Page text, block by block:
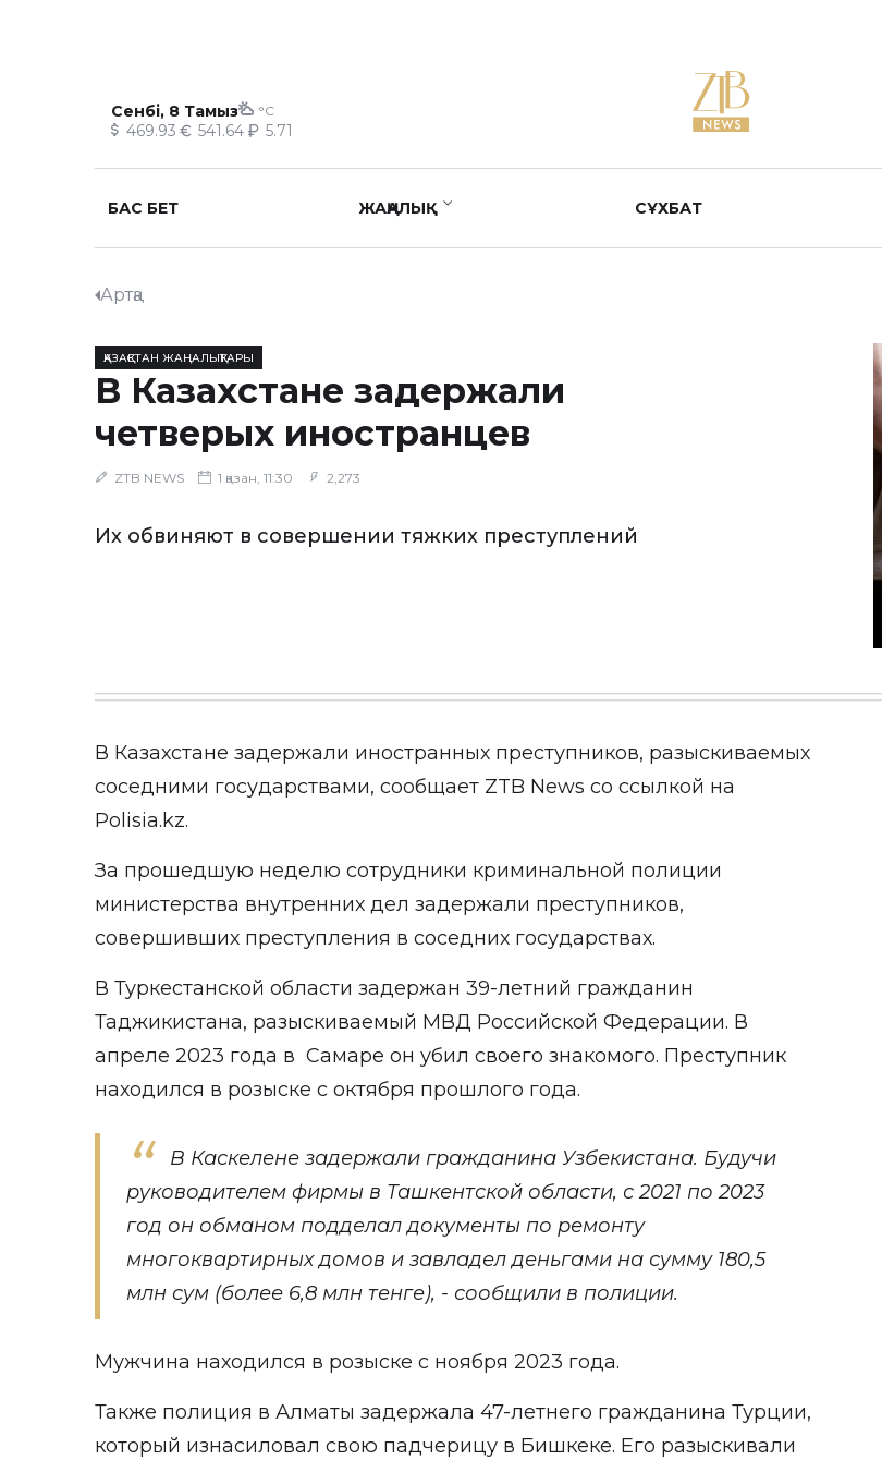
Сенбі, 8 Тамыз °C
469.93 541.64 5.71
БАС БЕТ ЖАҢАЛЫҚ СҰХБАТ
Артқа
ҚАЗАҚСТАН ЖАҢАЛЫҚТАРЫ
В Казахстане задержали
четверых иностранцев
ZTB NEWS 1 қазан, 11:30 2,273
Их обвиняют в совершении тяжких преступлений
В Казахстане задержали иностранных преступников, разыскиваемых
соседними государствами, сообщает ZTB News со ссылкой на
Polisia.kz.
За прошедшую неделю сотрудники криминальной полиции
министерства внутренних дел задержали преступников,
совершивших преступления в соседних государствах.
В Туркестанской области задержан 39-летний гражданин
Таджикистана, разыскиваемый МВД Российской Федерации. В
апреле 2023 года в Самаре он убил своего знакомого. Преступник
находился в розыске с октября прошлого года.
В Каскелене задержали гражданина Узбекистана. Будучи
руководителем фирмы в Ташкентской области, с 2021 по 2023
год он обманом подделал документы по ремонту
многоквартирных домов и завладел деньгами на сумму 180,5
млн сум (более 6,8 млн тенге), - сообщили в полиции.
Мужчина находился в розыске с ноября 2023 года.
Также полиция в Алматы задержала 47-летнего гражданина Турции,
который изнасиловал свою падчерицу в Бишкеке. Его разыскивали